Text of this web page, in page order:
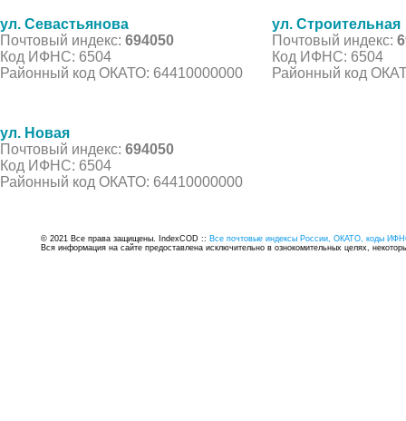
ул. Севастьянова
Почтовый индекс: 694050
Код ИФНС: 6504
Районный код ОКАТО: 64410000000
ул. Строительная
Почтовый индекс:
Код ИФНС: 6504
Районный код
ул. Новая
Почтовый индекс: 694050
Код ИФНС: 6504
Районный код ОКАТО: 64410000000
© 2021 Все права защищены. IndexCOD :: Все почтовые индексы России, ОКАТО, коды
Вся информация на сайте предоставлена исключительно в ознокомительных целях,